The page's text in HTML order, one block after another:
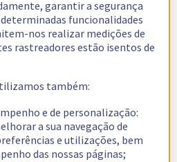
garantir a segurança
funcionalidades
nos realizar medições de
rastreadores estão isentos de
também:
e de personalização:
a sua navegação de
e utilizações, bem
das nossas páginas;